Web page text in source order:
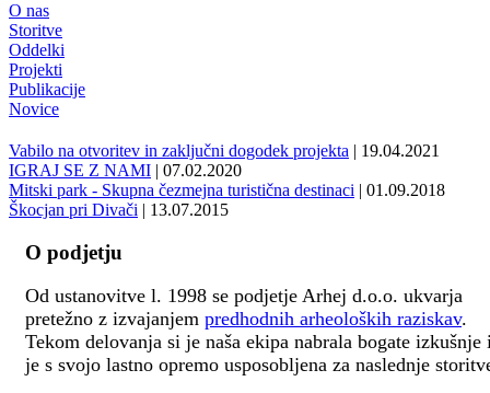
O nas
Storitve
Oddelki
Projekti
Publikacije
Novice
Vabilo na otvoritev in zaključni dogodek projekta | 19.04.2021
IGRAJ SE Z NAMI | 07.02.2020
Mitski park - Skupna čezmejna turistična destinaci | 01.09.2018
Škocjan pri Divači | 13.07.2015
O podjetju
Od ustanovitve l. 1998 se podjetje Arhej d.o.o. ukvarja
pretežno z izvajanjem predhodnih arheoloških raziskav.
Tekom delovanja si je naša ekipa nabrala bogate izkušnje
je s svojo lastno opremo usposobljena za naslednje